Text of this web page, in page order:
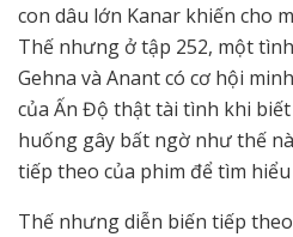
con dâu lớn Kanar khiến cho
Thế nhưng ở tập 252, một
Gehna và Anant có cơ hội
của Ấn Độ thật tài tình khi
huống gây bất ngờ như thế
tiếp theo của phim để tìm hiểu
Thế nhưng diễn biến tiếp